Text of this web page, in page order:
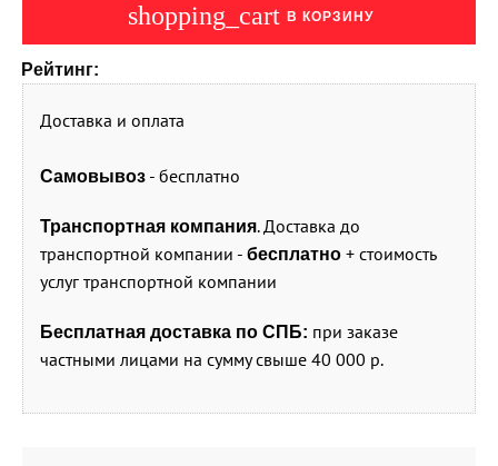
shopping_cart В КОРЗИНУ
Рейтинг:
Доставка и оплата
Самовывоз - бесплатно
Транспортная компания. Доставка до
транспортной компании - бесплатно + стоимость
услуг транспортной компании
Бесплатная доставка по СПБ: при заказе
частными лицами на сумму свыше 40 000 р.